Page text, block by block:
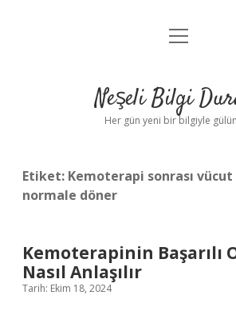
Anasayfa
Yasal Uyarı
menüyü
Neşeli Bilgi
Her gün yeni bir bilgiyle
Etiket: Kemoterapi sonrası
normale döner
Kemoterapinin Başarılı
Nasıl Anlaşılır
Tarih: Ekim 18, 2024